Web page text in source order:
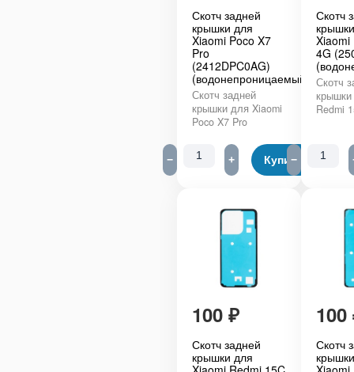
Скотч задней
крышки для
Xiaomi Poco X7
Pro
(2412DPC0AG)
(водонепроницаемый)
Скотч задней
крышки для Xiaomi
Poco X7 Pro
− + Купить
Скотч
Xiaomi
4G
Скотч
Redmi
−
100 ₽
Скотч задней
крышки для
100
Скотч